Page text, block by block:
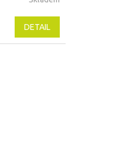
DETAIL